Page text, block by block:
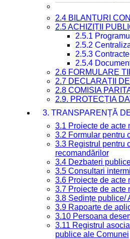
2.4 BILANȚURI
2.5 ACHIZIȚII
2.5.1
2.5.2
2.5.3
2.5.4
2.6 FORMULARE
2.7 DECLARAȚII
2.8 COMISIA
2.9. PROTECȚIA
3. TRANSPARENȚĂ
3.1 Proiecte de acte
3.2 Formular pentru
3.3 Registrul pentru
recomandărilor
3.4 Dezbateri
3.5 Consultari
3.6 Proiecte de acte
3.7 Proiecte de acte
3.8 Ședințe publice/
3.9 Rapoarte de
3.10 Persoana
3.11 Registrul
publice ale Comunei